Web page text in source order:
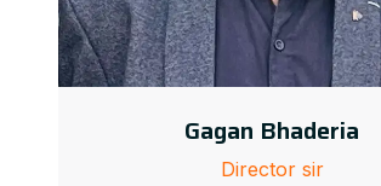
Gagan Bhaderia
Director sir